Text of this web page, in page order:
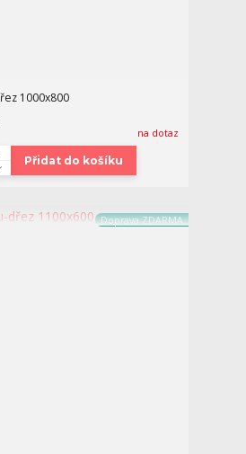
1000x800
na dotaz
Přidat do košíku
Doprava ZDARMA